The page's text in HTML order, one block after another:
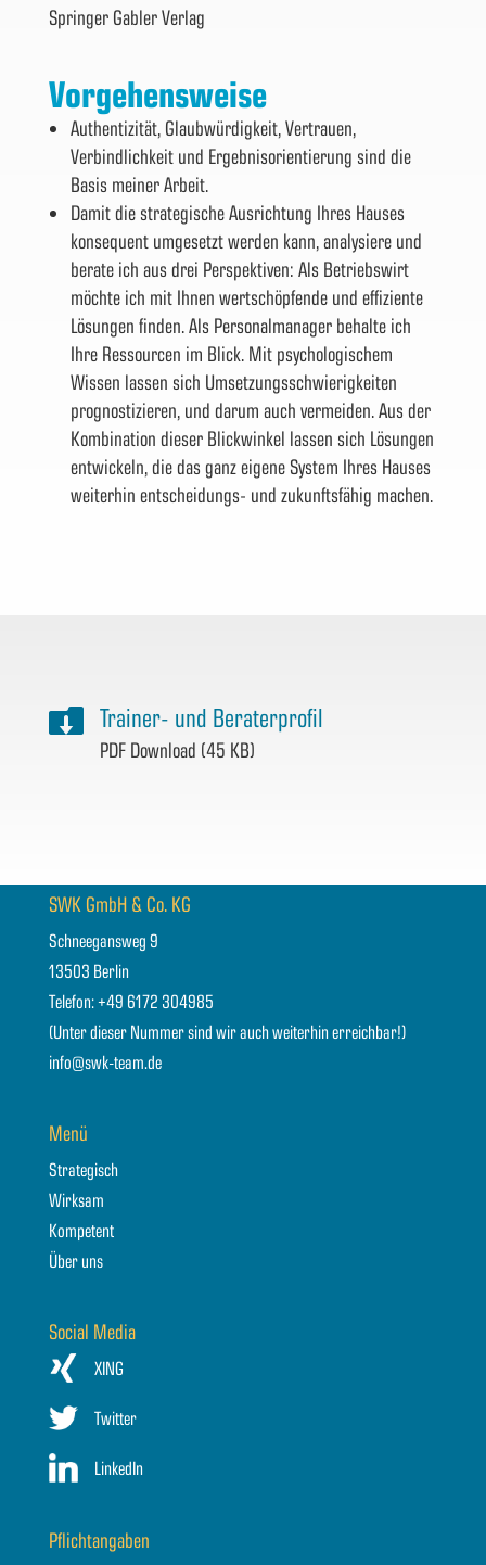
Springer Gabler Verlag
Vorgehensweise
Authentizität, Glaubwürdigkeit, Vertrauen,
Verbindlichkeit und Ergebnisorientierung sind die
Basis meiner Arbeit.
Damit die strategische Ausrichtung Ihres Hauses
konsequent umgesetzt werden kann, analysiere und
berate ich aus drei Perspektiven: Als Betriebswirt
möchte ich mit Ihnen wertschöpfende und effiziente
Lösungen finden. Als Personalmanager behalte ich
Ihre Ressourcen im Blick. Mit psychologischem
Wissen lassen sich Umsetzungsschwierigkeiten
prognostizieren, und darum auch vermeiden. Aus der
Kombination dieser Blickwinkel lassen sich Lösungen
entwickeln, die das ganz eigene System Ihres Hauses
weiterhin entscheidungs- und zukunftsfähig machen.
 Trainer- und Beraterprofil
PDF Download (45 KB)
SWK GmbH & Co. KG
Schneegansweg 9
13503 Berlin
Telefon: +49 6172 304985
(Unter dieser Nummer sind wir auch weiterhin erreichbar!)
info@swk-team.de
Menü
Strategisch
Wirksam
Kompetent
Über uns
Social Media
XING
Twitter
LinkedIn
Pflichtangaben